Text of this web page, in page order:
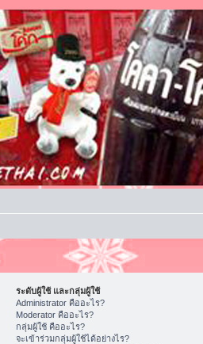
ระดับผู้ใช้ และกลุ่มผู้ใช้
Administrator คืออะไร?
Moderator คืออะไร?
กลุ่มผู้ใช้ คืออะไร?
จะเข้าร่วมกลุ่มผู้ใช้ได้อย่างไร?